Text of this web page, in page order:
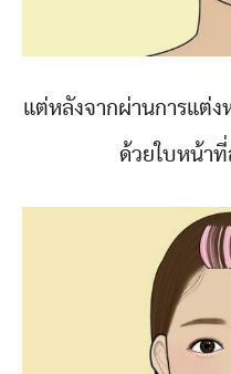
แต่หลังจากผ่านการแต่
ด้วยใบหน้า